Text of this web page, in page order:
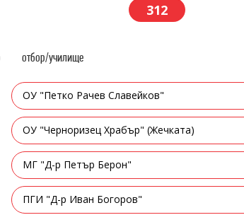
312
отбор/училище
ОУ "Петко Рачев Славейков"
ОУ "Черноризец Храбър" (Жечката)
МГ "Д-р Петър Берон"
ПГИ "Д-р Иван Богоров"